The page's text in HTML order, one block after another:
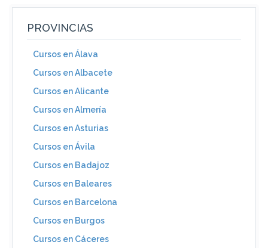
PROVINCIAS
Cursos en Álava
Cursos en Albacete
Cursos en Alicante
Cursos en Almería
Cursos en Asturias
Cursos en Ávila
Cursos en Badajoz
Cursos en Baleares
Cursos en Barcelona
Cursos en Burgos
Cursos en Cáceres